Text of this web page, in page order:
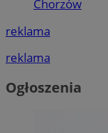
Chorzów
reklama
reklama
Ogłoszenia